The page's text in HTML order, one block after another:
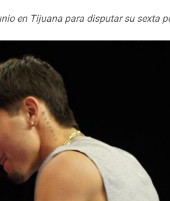
en Tijuana para disputar su sexta